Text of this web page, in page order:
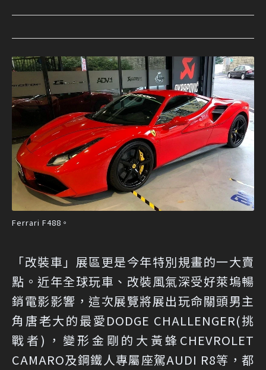
Ferrari F488。
「改裝車」展區更是今年特別規畫的一大賣
點。近年全球玩車、改裝風氣深受好萊塢暢
銷電影影響，這次展覽將展出玩命關頭男主
角唐老大的最愛DODGE CHALLENGER(挑
戰者)，變形金剛的大黃蜂CHEVROLET
CAMARO及鋼鐵人專屬座駕AUDI R8等，都